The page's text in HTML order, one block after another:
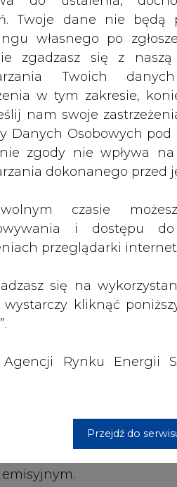
i dostępu
przeglądarki
się na
wystarczy kliknąć
Agencji Rynku Energii
Przejdź do serwisu
50 MW. Równie
wymóg dyrektywy
dotyczy systemu
dużo: w latach
zmniejszane tzw.
- w związku z tym
biznesu - mówi
że również na
Powinien być
na kapitale, żeby ten
- ocenia Jacek Szymczak.
Polsce rynku mocy i
być od niego
który w ciepłownictwie
sektor jesteśmy dziś
z tego nie skorzystać